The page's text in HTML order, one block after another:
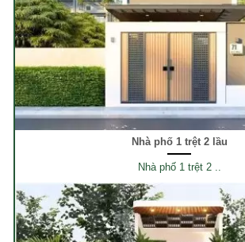
Nhà phố 1 trệt 2 lầu
Nhà phố 1 trệt 2 ..